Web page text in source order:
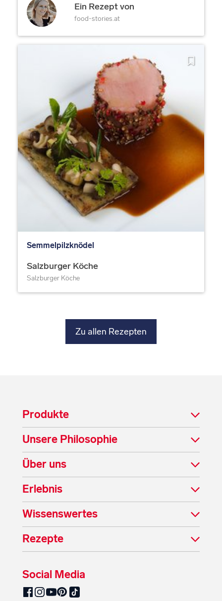
Ein Rezept von
food-stories.at
Semmelpilzknödel
Salzburger Köche
Salzburger Köche
Zu allen Rezepten
Produkte
Unsere Philosophie
Über uns
Erlebnis
Wissenswertes
Rezepte
Social Media
SalzburgMilch auf Facebook
SalzburgMilch auf Instagram
SalzburgMilch auf YouTube
SalzburgMilch auf Pinterest
SalzburgMilch auf TikTok